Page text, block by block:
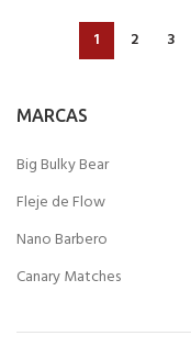
MARCAS
Big Bulky Bear
Fleje de Flow
Nano Barbero
Canary Matches
1 2 3